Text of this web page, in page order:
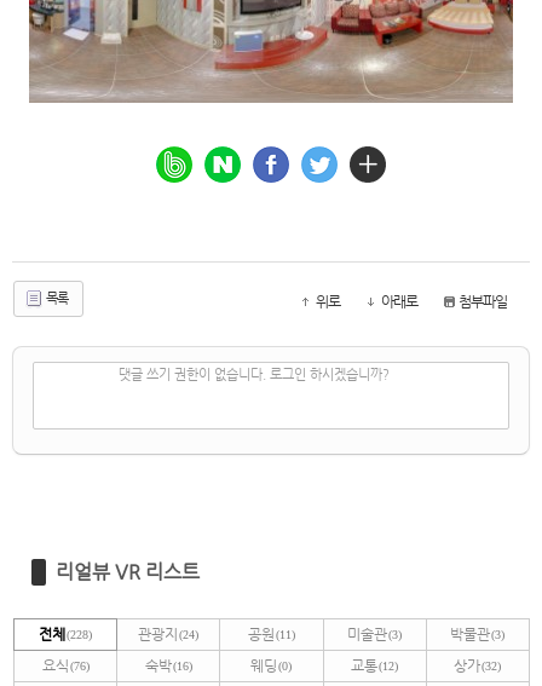
목록 위로 아래로 첨부파일
댓글 쓰기 권한이 없습니다. 로그인 하시겠습니까?
리얼뷰 VR 리스트
전체(228) 관광지 (24) 공원(11) 미술관(3) 박물관(3)
요식(76) 숙박(16) 웨딩 (0) 교통(12) 상가(32)